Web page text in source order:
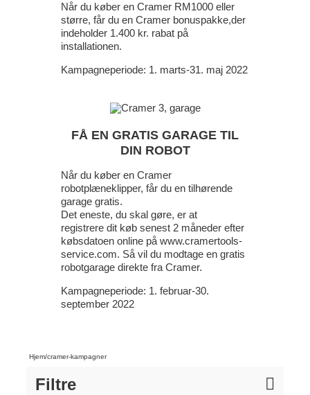
Når du køber en Cramer RM1000 eller
større, får du en Cramer bonuspakke,der
indeholder 1.400 kr. rabat på
installationen.
Kampagneperiode: 1. marts-31. maj 2022
FÅ EN GRATIS GARAGE TIL
DIN ROBOT
Når du køber en Cramer
robotplæneklipper, får du en tilhørende
garagegratis.
Det eneste, du skal gøre, er at
registrere dit køb senest 2 måneder efter
købsdatoen online på www.cramertools-
service.com. Så vil du modtage en gratis
robotgarage direkte fra Cramer.
Kampagneperiode: 1. februar-30.
september 2022
Hjem/cramer-kampagner
Filtre